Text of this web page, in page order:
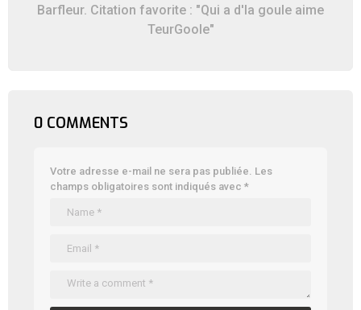
Barfleur. Citation favorite : "Qui a d'la goule aime
TeurGoole"
0 COMMENTS
Votre adresse e-mail ne sera pas publiée. Les
champs obligatoires sont indiqués avec *